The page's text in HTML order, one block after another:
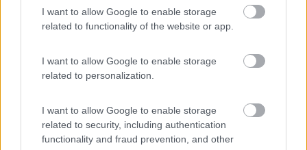
I want to allow Google to enable storage
related to functionality of the website or app.
I want to allow Google to enable storage
related to personalization.
I want to allow Google to enable storage
related to security, including authentication
functionality and fraud prevention, and other
francarmen
2566